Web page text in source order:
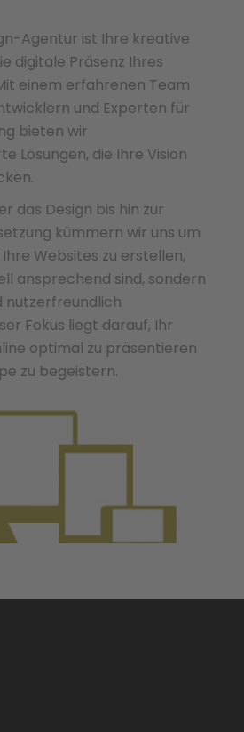
Agentur ist Ihre kreative
digitale Präsenz Ihres
einem erfahrenen Team
und Experten für
bieten wir
Lösungen, die Ihre Vision
das Design bis hin zur
kümmern wir uns um
Websites zu erstellen,
ansprechend sind, sondern
nutzerfreundlich
Fokus liegt darauf, Ihr
optimal zu präsentieren
zu begeistern.